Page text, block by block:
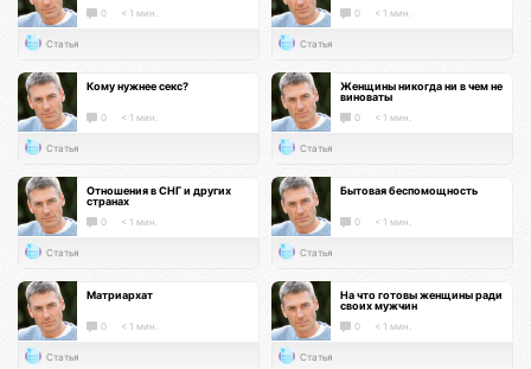
0 < 1 мин.
Статья
0 < 1 мин.
Статья
Кому нужнее секс?
0 < 1 мин.
Статья
Женщины никогда ни в чем не
виноваты
0 < 1 мин.
Статья
Отношения в СНГ и других
странах
0 < 1 мин.
Статья
Бытовая беспомощность
0 < 1 мин.
Статья
Матриархат
0 < 1 мин.
Статья
На что готовы женщины ради
своих мужчин
0 < 1 мин.
Статья